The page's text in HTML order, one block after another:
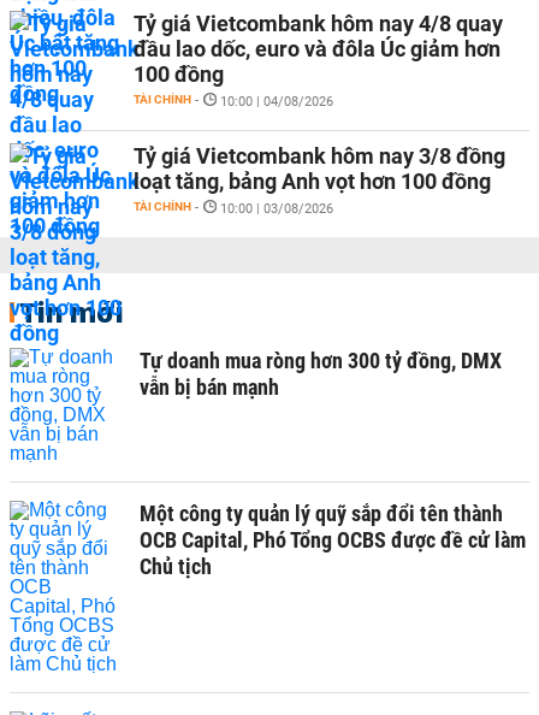
Tỷ giá Vietcombank hôm nay 4/8 quay
đầu lao dốc, euro và đôla Úc giảm hơn
100 đồng
TÀI CHÍNH - 10:00 | 04/08/2026
Tỷ giá Vietcombank hôm nay 3/8 đồng
loạt tăng, bảng Anh vọt hơn 100 đồng
TÀI CHÍNH - 10:00 | 03/08/2026
Tin mới
Tự doanh mua ròng hơn 300 tỷ đồng, DMX
vẫn bị bán mạnh
Một công ty quản lý quỹ sắp đổi tên thành
OCB Capital, Phó Tổng OCBS được đề cử làm
Chủ tịch